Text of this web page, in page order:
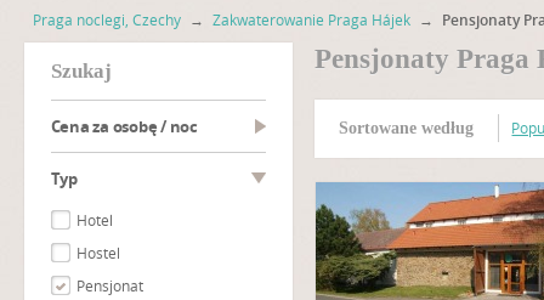
Praga noclegi, Czechy → Zakwaterowanie Praga Hájek → Pensjonaty
szukaj
Cena za osobę / noc
Typ
Hotel
Hostel
Pensjonat
Pensjonaty Praga
Sortowane według